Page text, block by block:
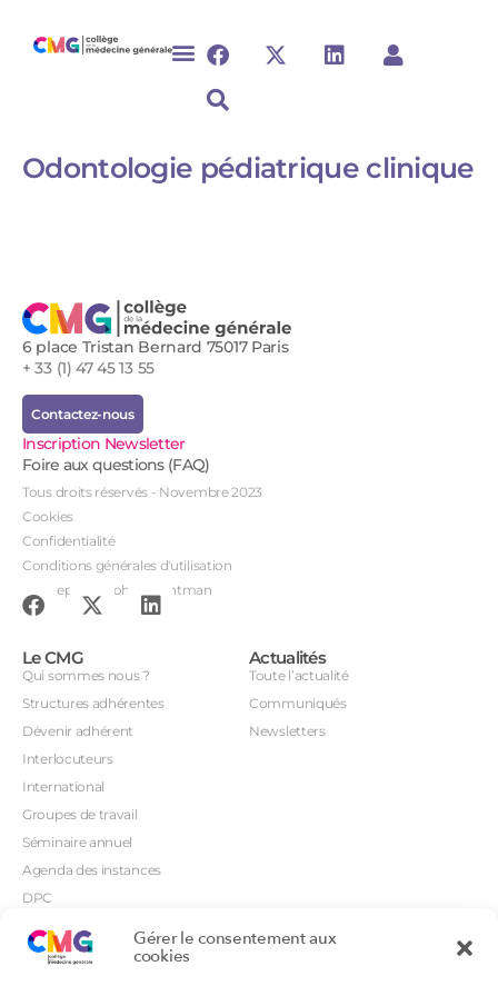
Gérer le consentement aux
cookies
Odontologie pédiatrique clinique
6 place Tristan Bernard 75017 Paris
+ 33 (1) 47 45 13 55
Contactez-nous
Inscription Newsletter
Foire aux questions (FAQ)
Tous droits réservés - Novembre 2023
Cookies
Confidentialité
Conditions générales d'utilisation
Conception : John Brightman
Le CMG
Qui sommes nous ?
Structures adhérentes
Dévenir adhérent
Interlocuteurs
International
Groupes de travail
Séminaire annuel
Agenda des instances
DPC
Orientations prioritaires
Actualités
Toute l’actualité
Communiqués
Newsletters